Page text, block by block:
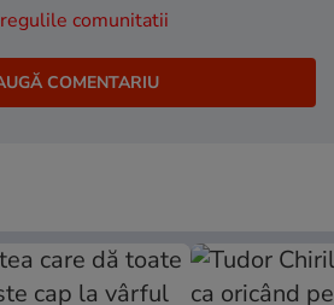
regulile comunitatii